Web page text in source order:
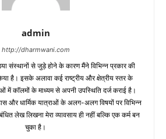
admin
http://dharmwani.com
संस्थानों से जुड़े होने के कारण मैंने विभिन्न प्रकार की
है। इसके अलावा कई राष्ट्रीय और क्षेत्रीय स्तर के
में काॅलमों के माध्यम से अपनी उपस्थिति दर्ज कराई है।
और धार्मिक यात्राओं के अलग-अलग विषयों पर विभिन्न
लेख लिखना मेरा व्यावसाय ही नहीं बल्कि एक कर्म बन
चुका है।